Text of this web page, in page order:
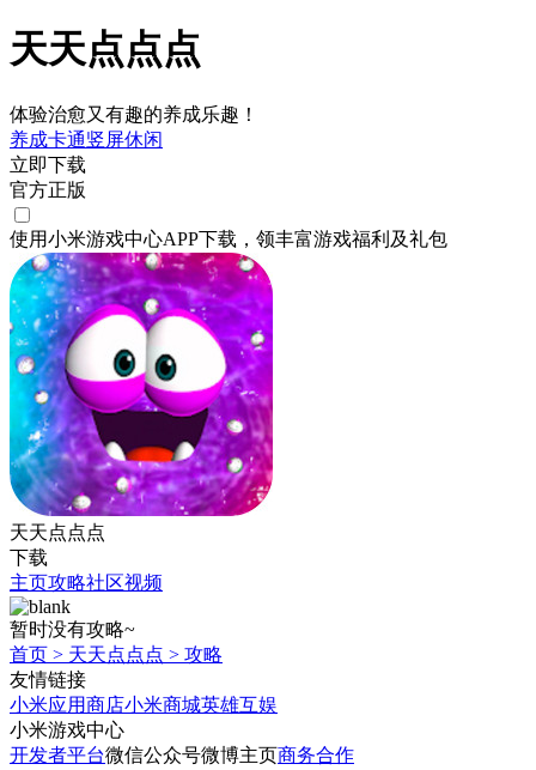
天天点点点
体验治愈又有趣的养成乐趣！
养成卡通竖屏休闲
立即下载
官方正版
使用小米游戏中心APP下载 ，领丰富游戏福利 及礼包
天天点点点
下载
主页攻略社区视频
暂时没有攻略~
首页 > 天天点点点 > 攻略
友情链接
小米应用商店小米商城英雄互娱
小米游戏中心
开发者平台微信公众号微博主页商务合作